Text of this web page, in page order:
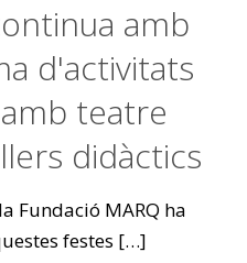
amb
d'activitats
teatre
didàctics
MARQ ha
festes […]